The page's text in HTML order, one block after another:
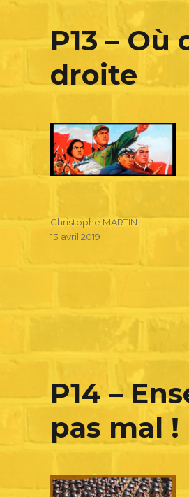
P13 –
droite
Christophe MARTIN
13 avril 2019
P14 –
pas mal !